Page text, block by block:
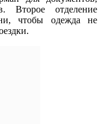
Второе отделение
чтобы одежда не